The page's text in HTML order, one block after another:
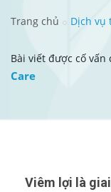
Trang chủ Dịch vụ
Bài viết được cố
Care
Viêm lợi là giai đoạn sớm và phổ biến nhất của